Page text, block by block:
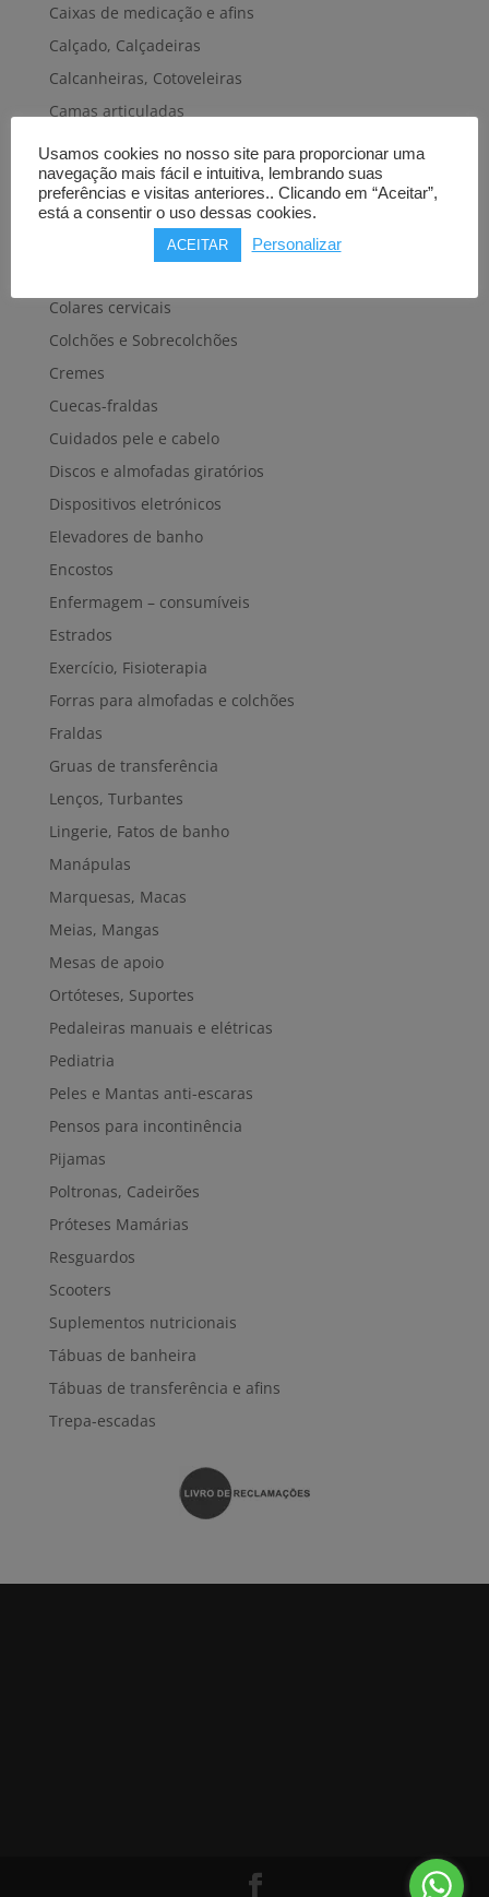
Caixas de medicação e afins
Calçado, Calçadeiras
Calcanheiras, Cotoveleiras
Camas articuladas
Carros hospitalares
Cestas, Arneses
Cintas e Faixas
Cintos, Coletes e afins
Colares cervicais
Colchões e Sobrecolchões
Cremes
Cuecas-fraldas
Cuidados pele e cabelo
Discos e almofadas giratórios
Dispositivos eletrónicos
Elevadores de banho
Encostos
Enfermagem – consumíveis
Estrados
Exercício, Fisioterapia
Forras para almofadas e colchões
Fraldas
Gruas de transferência
Lenços, Turbantes
Lingerie, Fatos de banho
Manápulas
Marquesas, Macas
Meias, Mangas
Mesas de apoio
Ortóteses, Suportes
Pedaleiras manuais e elétricas
Pediatria
Peles e Mantas anti-escaras
Pensos para incontinência
Pijamas
Poltronas, Cadeirões
Próteses Mamárias
Resguardos
Scooters
Suplementos nutricionais
Tábuas de banheira
Tábuas de transferência e afins
Trepa-escadas
Usamos cookies no nosso site para proporcionar uma
navegação mais fácil e intuitiva, lembrando suas
preferências e visitas anteriores.. Clicando em “Aceitar”,
está a consentir o uso dessas cookies.
ACEITAR Personalizar